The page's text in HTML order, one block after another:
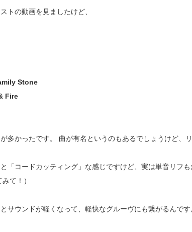
トの動画を見ましたけど、
Stone
Fire
多かったです。 曲が有名というのもあるでしょうけど、
「コードカッティング」な感じですけど、実は単音リフも
みて！）
サウンドが軽くなって、軽快なグルーヴにも繋がるんで